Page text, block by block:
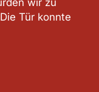
Tür konnte